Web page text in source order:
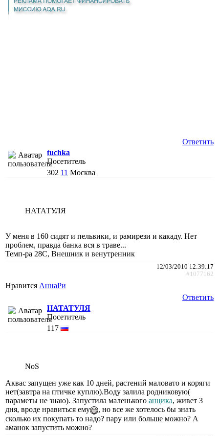
Ответить
tuchka
Посетитель
302 11 Москва
НАТАТУЛЯ
У меня в 160 сидят и пельвики, и рамирези и какаду. Нет
проблем, правда банка вся в траве...
Темп-ра 28С, Внешник и венутренник
12/03/2010 12:39:17
#1077162
Нравится АннаРи
Ответить
НАТАТУЛЯ
Посетитель
117
NoS
Аквас запущен уже как 10 дней, растений маловато и коряги
нет(завтра на птичке куплю).Воду залила родниковую(
параметы не знаю). Запустила маленького анцика, живет 3
дня, вроде нравиться ему
, но все же хотелось бы знать
сколько их покупать то надо? пару или больше можно? А
аманок запустить можно?